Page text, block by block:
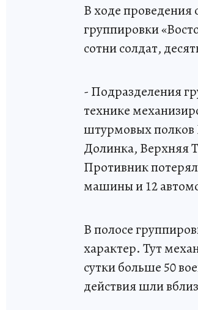
В ходе проведения
группировки
сотни солдат,
- Подразделения
технике
штурмовых полков
Долинка, Верхняя
Противник
машины и 12
В полосе
характер. Тут
сутки больше 50
действия шли